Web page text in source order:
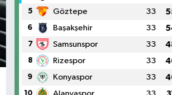
5 Göztepe 33
6 Başakşehir 33
7 Samsunspor 33
8 Rizespor 33
9 Konyaspor 33
10